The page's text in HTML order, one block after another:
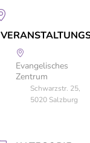
Evangelisches
Zentrum
Schwarzstr. 25,
5020 Salzburg